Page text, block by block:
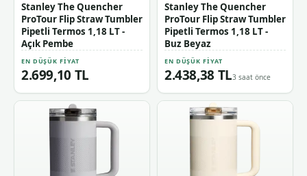
Stanley The Quencher
ProTour Flip Straw Tumbler
Pipetli Termos 1,18 LT -
Açık Pembe
EN DÜŞÜK FIYAT
2.699,10 TL
Stanley The Quencher
ProTour Flip Straw Tumbler
Pipetli Termos 1,18 LT -
Buz Beyaz
EN DÜŞÜK FIYAT
2.438,38 TL3 saat önce